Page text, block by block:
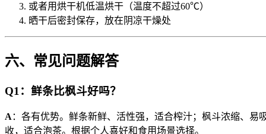
或者用烘干机低温烘干（温度不超过60℃）
晒干后密封保存，放在阴凉干燥处
六、常见问题解答
Q1：鲜条比枫斗好吗？
A：各有优势。鲜条新鲜、活性强，适合榨汁；枫斗浓缩、易
收，适合泡茶。根据个人喜好和食用场景选择。